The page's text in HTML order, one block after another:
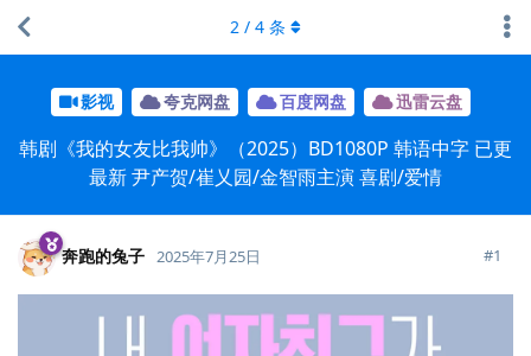
影视 夸克网盘 百度网盘 迅雷云盘
韩剧《我的女友比我帅》（2025）BD1080P 韩语中字 已更
最新 尹产贺/崔乂园/金智雨主演 喜剧/爱情
2 / 4 条
奔跑的兔子 2025年7月25日 #1